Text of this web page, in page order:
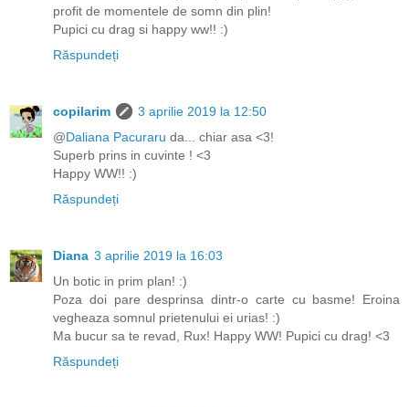
profit de momentele de somn din plin!
Pupici cu drag si happy ww!! :)
Răspundeți
copilarim
3 aprilie 2019 la 12:50
@Daliana Pacuraru da... chiar asa <3!
Superb prins in cuvinte ! <3
Happy WW!! :)
Răspundeți
Diana 3 aprilie 2019 la 16:03
Un botic in prim plan! :)
Poza doi pare desprinsa dintr-o carte cu basme! Eroina
vegheaza somnul prietenului ei urias! :)
Ma bucur sa te revad, Rux! Happy WW! Pupici cu drag! <3
Răspundeți